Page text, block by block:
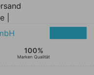
|
100%
Marken Qualität